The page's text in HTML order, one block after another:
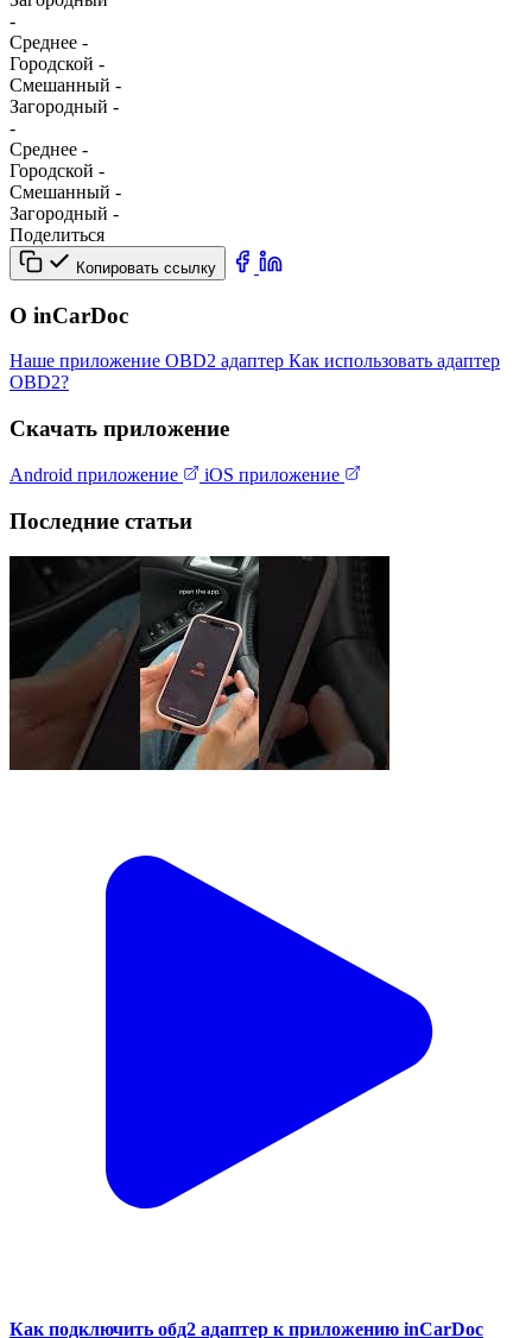
-
Среднее -
Городской -
Смешанный -
Загородный -
-
Среднее -
Городской -
Смешанный -
Загородный -
Поделиться
Копировать ссылку
О inCarDoc
Наше приложение OBD2 адаптер Как использовать адаптер
OBD2?
Скачать приложение
Android приложение iOS приложение
Последние статьи
Как подключить обд2 адаптер к приложению inCarDoc